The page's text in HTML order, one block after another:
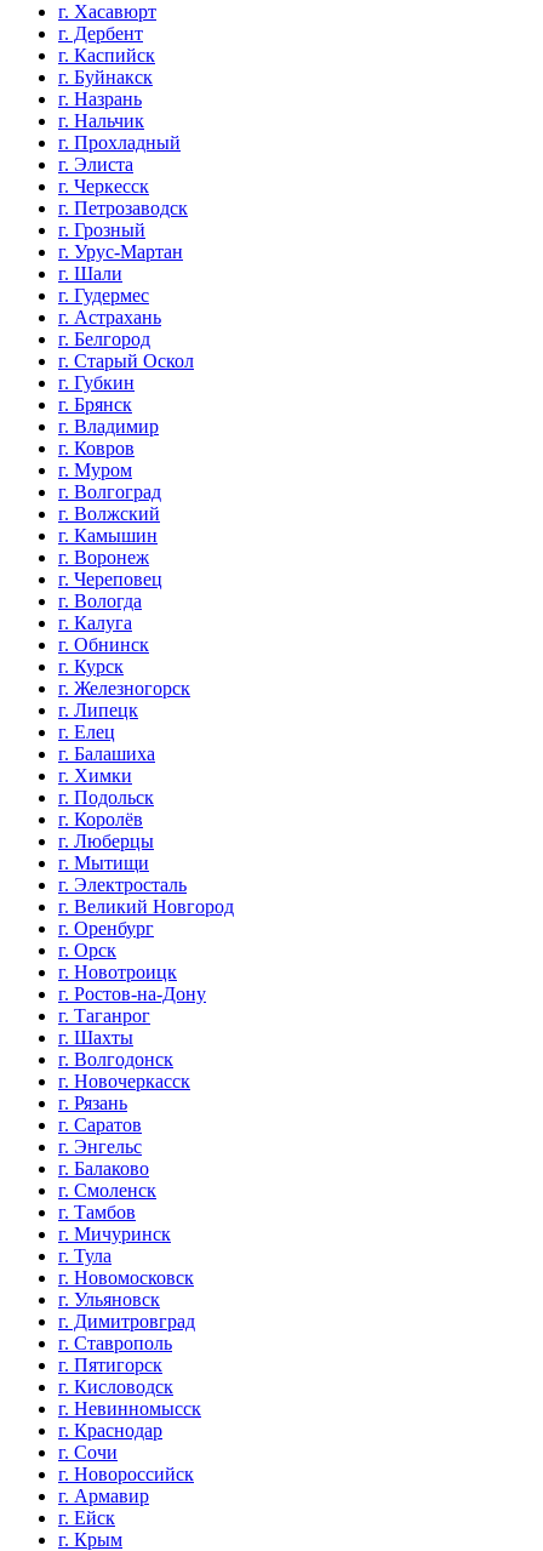
г. Хасавюрт
г. Дербент
г. Каспийск
г. Буйнакск
г. Назрань
г. Нальчик
г. Прохладный
г. Элиста
г. Черкесск
г. Петрозаводск
г. Грозный
г. Урус-Мартан
г. Шали
г. Гудермес
г. Астрахань
г. Белгород
г. Старый Оскол
г. Губкин
г. Брянск
г. Владимир
г. Ковров
г. Муром
г. Волгоград
г. Волжский
г. Камышин
г. Воронеж
г. Череповец
г. Вологда
г. Калуга
г. Обнинск
г. Курск
г. Железногорск
г. Липецк
г. Елец
г. Балашиха
г. Химки
г. Подольск
г. Королёв
г. Люберцы
г. Мытищи
г. Электросталь
г. Великий Новгород
г. Оренбург
г. Орск
г. Новотроицк
г. Ростов-на-Дону
г. Таганрог
г. Шахты
г. Волгодонск
г. Новочеркасск
г. Рязань
г. Саратов
г. Энгельс
г. Балаково
г. Смоленск
г. Тамбов
г. Мичуринск
г. Тула
г. Новомосковск
г. Ульяновск
г. Димитровград
г. Ставрополь
г. Пятигорск
г. Кисловодск
г. Невинномысск
г. Краснодар
г. Сочи
г. Новороссийск
г. Армавир
г. Ейск
г. Крым